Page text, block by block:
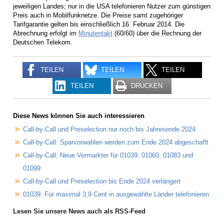
jeweiligen Landes; nur in die USA telefonieren Nutzer zum günstigen
Preis auch in Mobilfunknetze. Die Preise samt zugehöriger
Tarifgarantie gelten bis einschließlich 16. Februar 2014. Die
Abrechnung erfolgt im Minutentakt (60/60) über die Rechnung der
Deutschen Telekom.
TEILEN TEILEN TEILEN
TEILEN DRUCKEN
Diese News können Sie auch interessieren
Call-by-Call und Preselection nur noch bis Jahresende 2024
Call-by-Call: Sparvorwahlen werden zum Ende 2024 abgeschafft
Call-by-Call: Neue Vermarkter für 01039, 01060, 01083 und
01099
Call-by-Call und Preselection bis Ende 2024 verlängert
01039: Für maximal 3,9 Cent in ausgewählte Länder telefonieren
Lesen Sie unsere News auch als RSS-Feed